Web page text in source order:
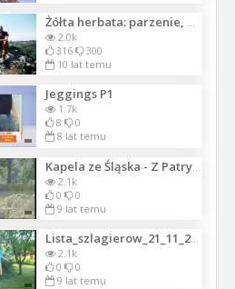
2.0k
316
300
10 lat temu
Jeggings P1
1.7k
8
0
8 lat temu
2.1k
0
0
9 lat temu
Lista_szlagierow_21_11_2017
2.1k
0
0
9 lat temu